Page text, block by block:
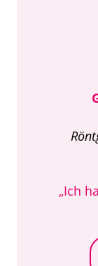
„Ich